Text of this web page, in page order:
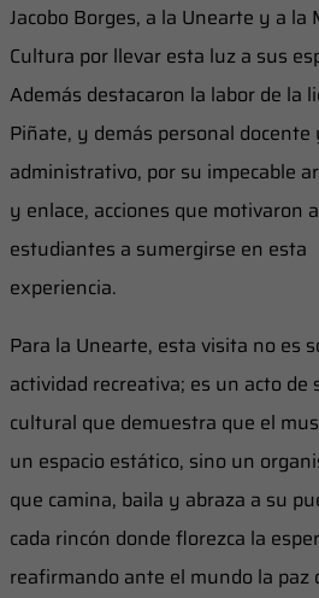
Jacobo Borges, a la Unearte y a la
Cultura por llevar esta luz a sus
Además destacaron la labor de la
Piñate, y demás personal docente
administrativo, por su impecable
y enlace, acciones que motivaron
estudiantes a sumergirse en esta
experiencia.
Para la Unearte, esta visita no es
actividad recreativa; es un acto de
cultural que demuestra que el
un espacio estático, sino un
que camina, baila y abraza a su
cada rincón donde florezca la
reafirmando ante el mundo la paz